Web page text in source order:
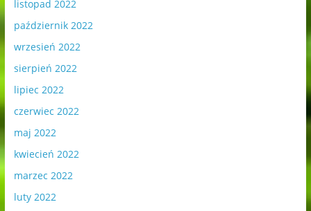
listopad 2022
październik 2022
wrzesień 2022
sierpień 2022
lipiec 2022
czerwiec 2022
maj 2022
kwiecień 2022
marzec 2022
luty 2022